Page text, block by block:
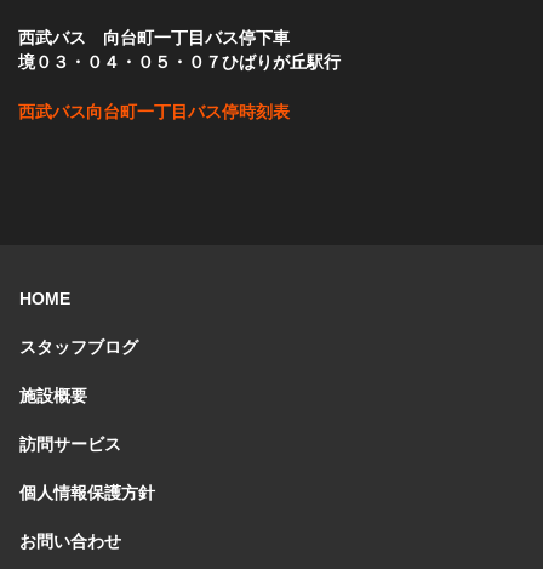
西武バス 向台町一丁目バス停下車
境０３・０４・０５・０７ひばりが丘駅行
西武バス向台町一丁目バス停時刻表
HOME
スタッフブログ
施設概要
訪問サービス
個人情報保護方針
お問い合わせ